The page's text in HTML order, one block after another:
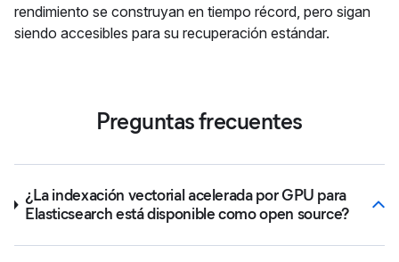
rendimiento se construyan en tiempo récord, pero sigan
siendo accesibles para su recuperación estándar.
Preguntas frecuentes
¿La indexación vectorial acelerada por GPU para
Elasticsearch está disponible como open source?